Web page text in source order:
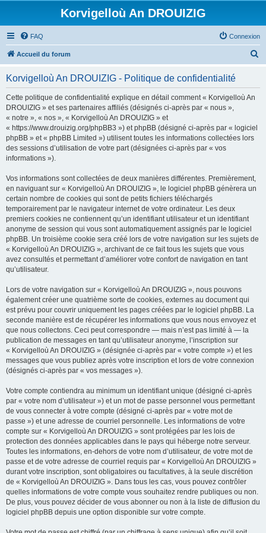
Korvigelloù An DROUIZIG
FAQ Connexion
Accueil du forum
Korvigelloù An DROUIZIG - Politique de confidentialité
Cette politique de confidentialité explique en détail comment « Korvigelloù An
DROUIZIG » et ses partenaires affiliés (désignés ci-après par « nous »,
« notre », « nos », « Korvigelloù An DROUIZIG » et
« https://www.drouizig.org/phpBB3 ») et phpBB (désigné ci-après par « logiciel
phpBB » et « phpBB Limited ») utilisent toutes les informations collectées lors
des sessions d’utilisation de votre part (désignées ci-après par « vos
informations »).
Vos informations sont collectées de deux manières différentes. Premièrement,
en naviguant sur « Korvigelloù An DROUIZIG », le logiciel phpBB génèrera un
certain nombre de cookies qui sont de petits fichiers téléchargés
temporairement par le navigateur internet de votre ordinateur. Les deux
premiers cookies ne contiennent qu’un identifiant utilisateur et un identifiant
anonyme de session qui vous sont automatiquement assignés par le logiciel
phpBB. Un troisième cookie sera créé lors de votre navigation sur les sujets de
« Korvigelloù An DROUIZIG », archivant de ce fait tous les sujets que vous
avez consultés et permettant d’améliorer votre confort de navigation en tant
qu’utilisateur.
Lors de votre navigation sur « Korvigelloù An DROUIZIG », nous pouvons
également créer une quatrième sorte de cookies, externes au document qui
est prévu pour couvrir uniquement les pages créées par le logiciel phpBB. La
seconde manière est de récupérer les informations que vous nous envoyez et
que nous collectons. Ceci peut correspondre — mais n’est pas limité à — la
publication de messages en tant qu’utilisateur anonyme, l’inscription sur
« Korvigelloù An DROUIZIG » (désignée ci-après par « votre compte ») et les
messages que vous publiez après votre inscription et lors de votre connexion
(désignés ci-après par « vos messages »).
Votre compte contiendra au minimum un identifiant unique (désigné ci-après
par « votre nom d’utilisateur ») et un mot de passe personnel vous permettant
de vous connecter à votre compte (désigné ci-après par « votre mot de
passe ») et une adresse de courriel personnelle. Les informations de votre
compte sur « Korvigelloù An DROUIZIG » sont protégées par les lois de
protection des données applicables dans le pays qui héberge notre serveur.
Toutes les informations, en-dehors de votre nom d’utilisateur, de votre mot de
passe et de votre adresse de courriel requis par « Korvigelloù An DROUIZIG »
durant votre inscription, sont obligatoires ou facultatives, à la seule discrétion
de « Korvigelloù An DROUIZIG ». Dans tous les cas, vous pouvez contrôler
quelles informations de votre compte vous souhaitez rendre publiques ou non.
De plus, vous pouvez décider de vous abonner ou non à la liste de diffusion du
logiciel phpBB depuis une option disponible sur votre compte.